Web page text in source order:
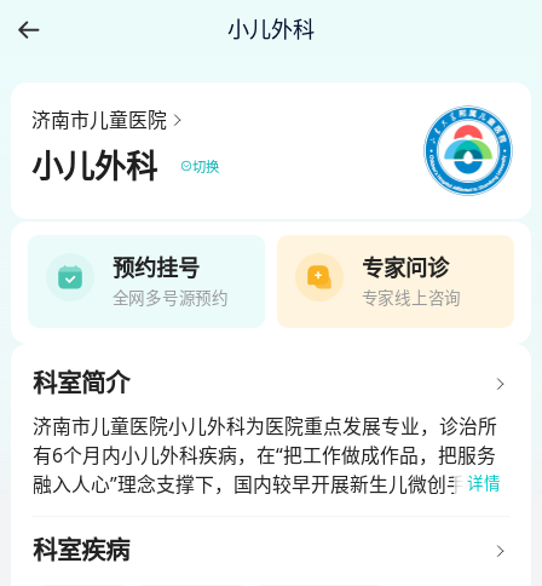
小儿外科
济南市儿童医院
小儿外科 切换
预约挂号
全网多号源预约
专家问诊
专家线上咨询
科室简介
济南市儿童医院小儿外科为医院重点发展专业，诊治所
有6个月内小儿外科疾病，在“把工作做成作品，把服务
融入人心”理念支撑下，国内较早开展新生儿微创手术，
主任医师一人，副主任医师一人，主治医师3人，住院医
详情
科室疾病